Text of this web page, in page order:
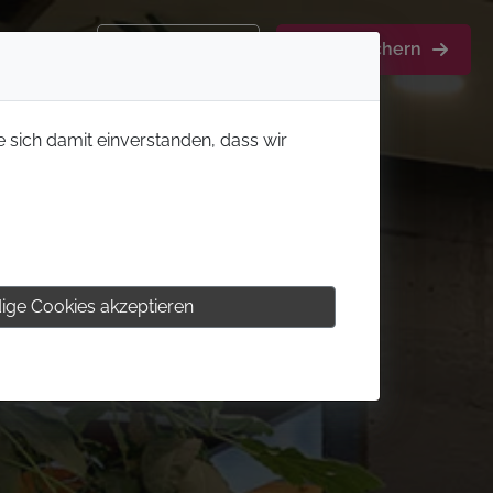
Aktion sichern
sich damit einverstanden, dass wir
Cookies akzeptieren